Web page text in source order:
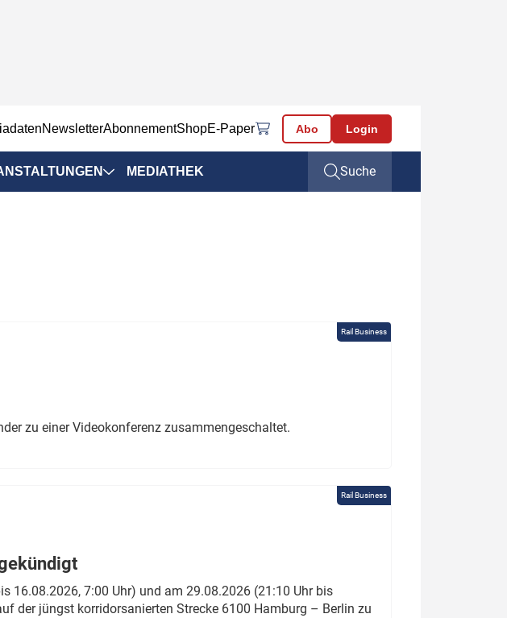
NewsletterAbonnementShopE-Paper Abo Login
MEDIATHEK Suche
Rail Business
zu einer Videokonferenz zusammengeschaltet.
Rail Business
16.08.2026, 7:00 Uhr) und am 29.08.2026 (21:10 Uhr bis
der jüngst korridorsanierten Strecke 6100 Hamburg – Berlin zu